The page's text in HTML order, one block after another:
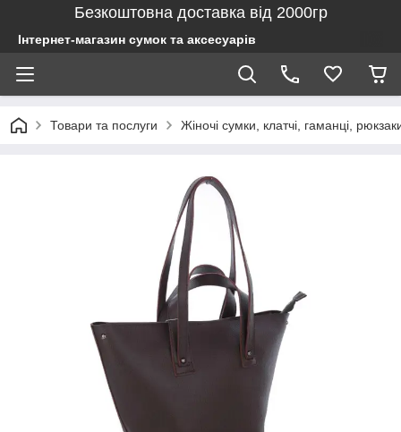
Безкоштовна доставка від 2000гр
Інтернет-магазин сумок та аксесуарів
Товари та послуги Жіночі сумки, клатчі, гаманці,